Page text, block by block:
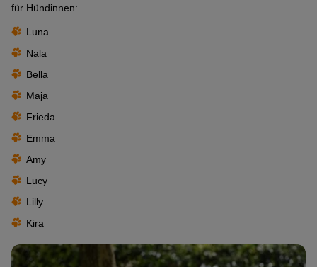
für Hündinnen:
Luna
Nala
Bella
Maja
Frieda
Emma
Amy
Lucy
Lilly
Kira